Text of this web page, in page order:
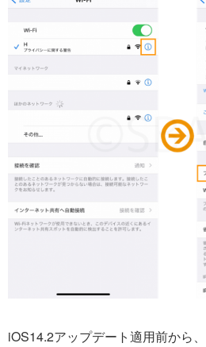
iOS14.2アップデート適用前から、